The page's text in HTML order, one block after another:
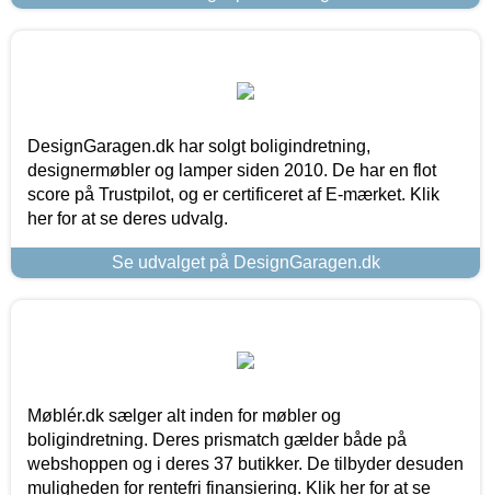
DesignGaragen.dk har solgt boligindretning,
designermøbler og lamper siden 2010. De har en flot
score på Trustpilot, og er certificeret af E-mærket. Klik
her for at se deres udvalg.
Se udvalget på DesignGaragen.dk
Møblér.dk sælger alt inden for møbler og
boligindretning. Deres prismatch gælder både på
webshoppen og i deres 37 butikker. De tilbyder desuden
muligheden for rentefri finansiering. Klik her for at se